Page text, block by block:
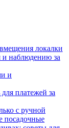
локалки
и наблюдению за
и
платежей за
с ручной
посадочные